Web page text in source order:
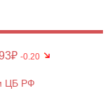
-0.20
ЦБ РФ